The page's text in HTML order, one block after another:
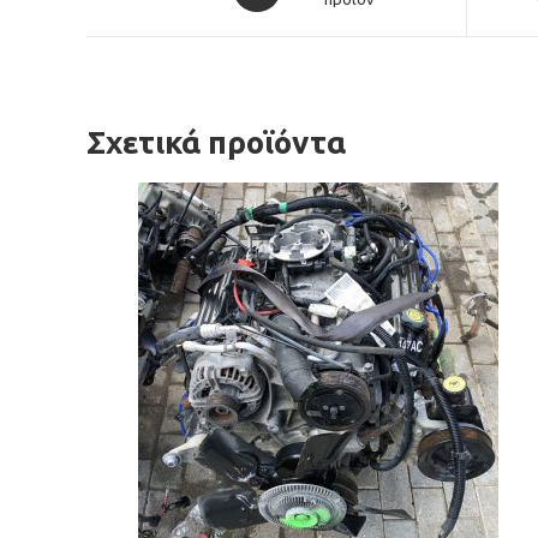
Σχετικά προϊόντα